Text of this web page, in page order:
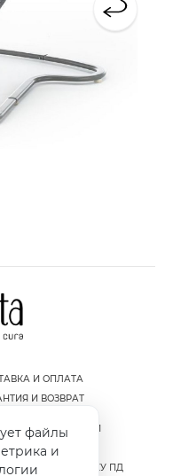
И ОПЛАТА
И ВОЗВРАТ
ОФЕРТА
НА ОБРАБОТКУ ПД
файлы
и